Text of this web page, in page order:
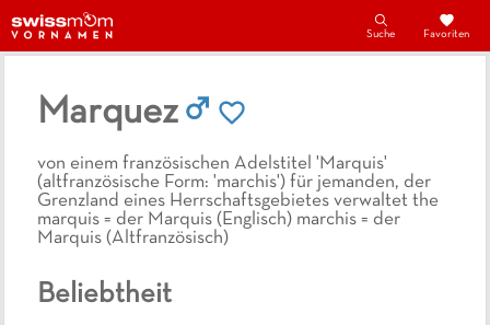
Suche Favoriten
Marquez
von einem französischen Adelstitel 'Marquis'
(altfranzösische Form: 'marchis') für jemanden, der
Grenzland eines Herrschaftsgebietes verwaltet the
marquis = der Marquis (Englisch) marchis = der
Marquis (Altfranzösisch)
Beliebtheit